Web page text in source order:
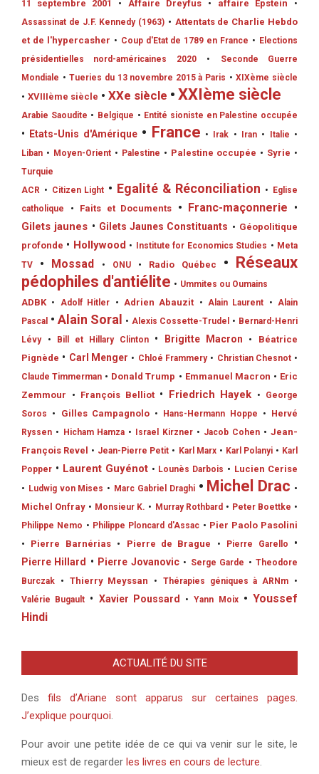
11 septembre 2001 • Affaire Dreyfus • affaire Epstein
•
Assassinat de J.F. Kennedy (1963) • Attentats de Charlie Hebdo
et de l'hypercasher • Coup d'Etat de 1789 en France • Elections
présidentielles nord-américaines 2020
•
Seconde Guerre
Mondiale • Tueries du 13 novembre 2015 à Paris • XIXème siècle
• XVIIIème siècle • XXe siècle • XXIème siècle
Arabie Saoudite • Belgique • Entité sioniste en Palestine occupée
• Etats-Unis d'Amérique • France • Irak • Iran • Italie •
Liban • Moyen-Orient • Palestine • Palestine occupée • Syrie •
Turquie
ACR • Citizen Light • Egalité & Réconciliation • Eglise
catholique
• Faits et Documents • Franc-maçonnerie
•
Gilets jaunes • Gilets Jaunes Constituants • Géopolitique
profonde • Hollywood • Institute for Economics Studies • Meta
TV
• Mossad • ONU • Radio Québec • Réseaux
pédophiles d'antiélite • Ummites ou Oumains
ADBK • Adolf Hitler • Adrien Abauzit • Alain Laurent •
Alain
Pascal • Alain Soral • Alexis Cossette-Trudel • Bernard-Henri
Lévy
• Bill et Hillary Clinton • Brigitte Macron •
Béatrice
Pignède • Carl Menger • Chloé Frammery • Christian Chesnot •
Claude Timmerman • Donald Trump • Emmanuel Macron • Eric
Zemmour
• François Belliot • Friedrich Hayek •
George
Soros
• Gilles Campagnolo • Hans-Hermann Hoppe •
Hervé
Ryssen • Hicham Hamza • Israel Kirzner • Jacob Cohen • Jean-
François Revel • Jean-Pierre Petit • Karl Marx • Karl Polanyi • Karl
Popper • Laurent Guyénot • Lounès Darbois • Lucien Cerise
• Ludwig von Mises • Marc Gabriel Draghi • Michel Drac •
Michel Onfray • Monsieur K. • Murray Rothbard • Peter Boettke •
Philippe Nemo • Philippe Ploncard d'Assac • Pier Paolo Pasolini
•
Pierre Barnérias • Pierre de Brague • Pierre Garello
•
Pierre Hillard • Pierre Jovanovic • Serge Garde • Theodore
Burczak
• Thierry Meyssan • Thérapies géniques à ARNm
•
Valérie Bugault • Xavier Poussard • Yann Moix • Youssef
Hindi
ACTUALITÉ DU SITE
Des fils d’Ariane sont apparus sur certaines pages.
J’explique pourquoi
Pour avoir une petite idée de ce qui va venir sur le site, le
mieux est de regarder les livres en cours de lecture